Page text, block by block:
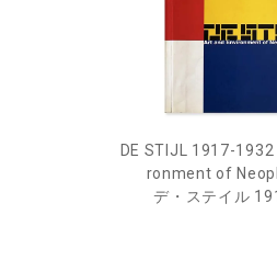
DE STIJL 1917-
ronment of
デ・ステイル